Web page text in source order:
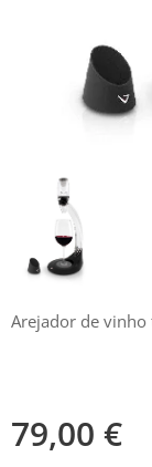
Arejador de
79,00 €